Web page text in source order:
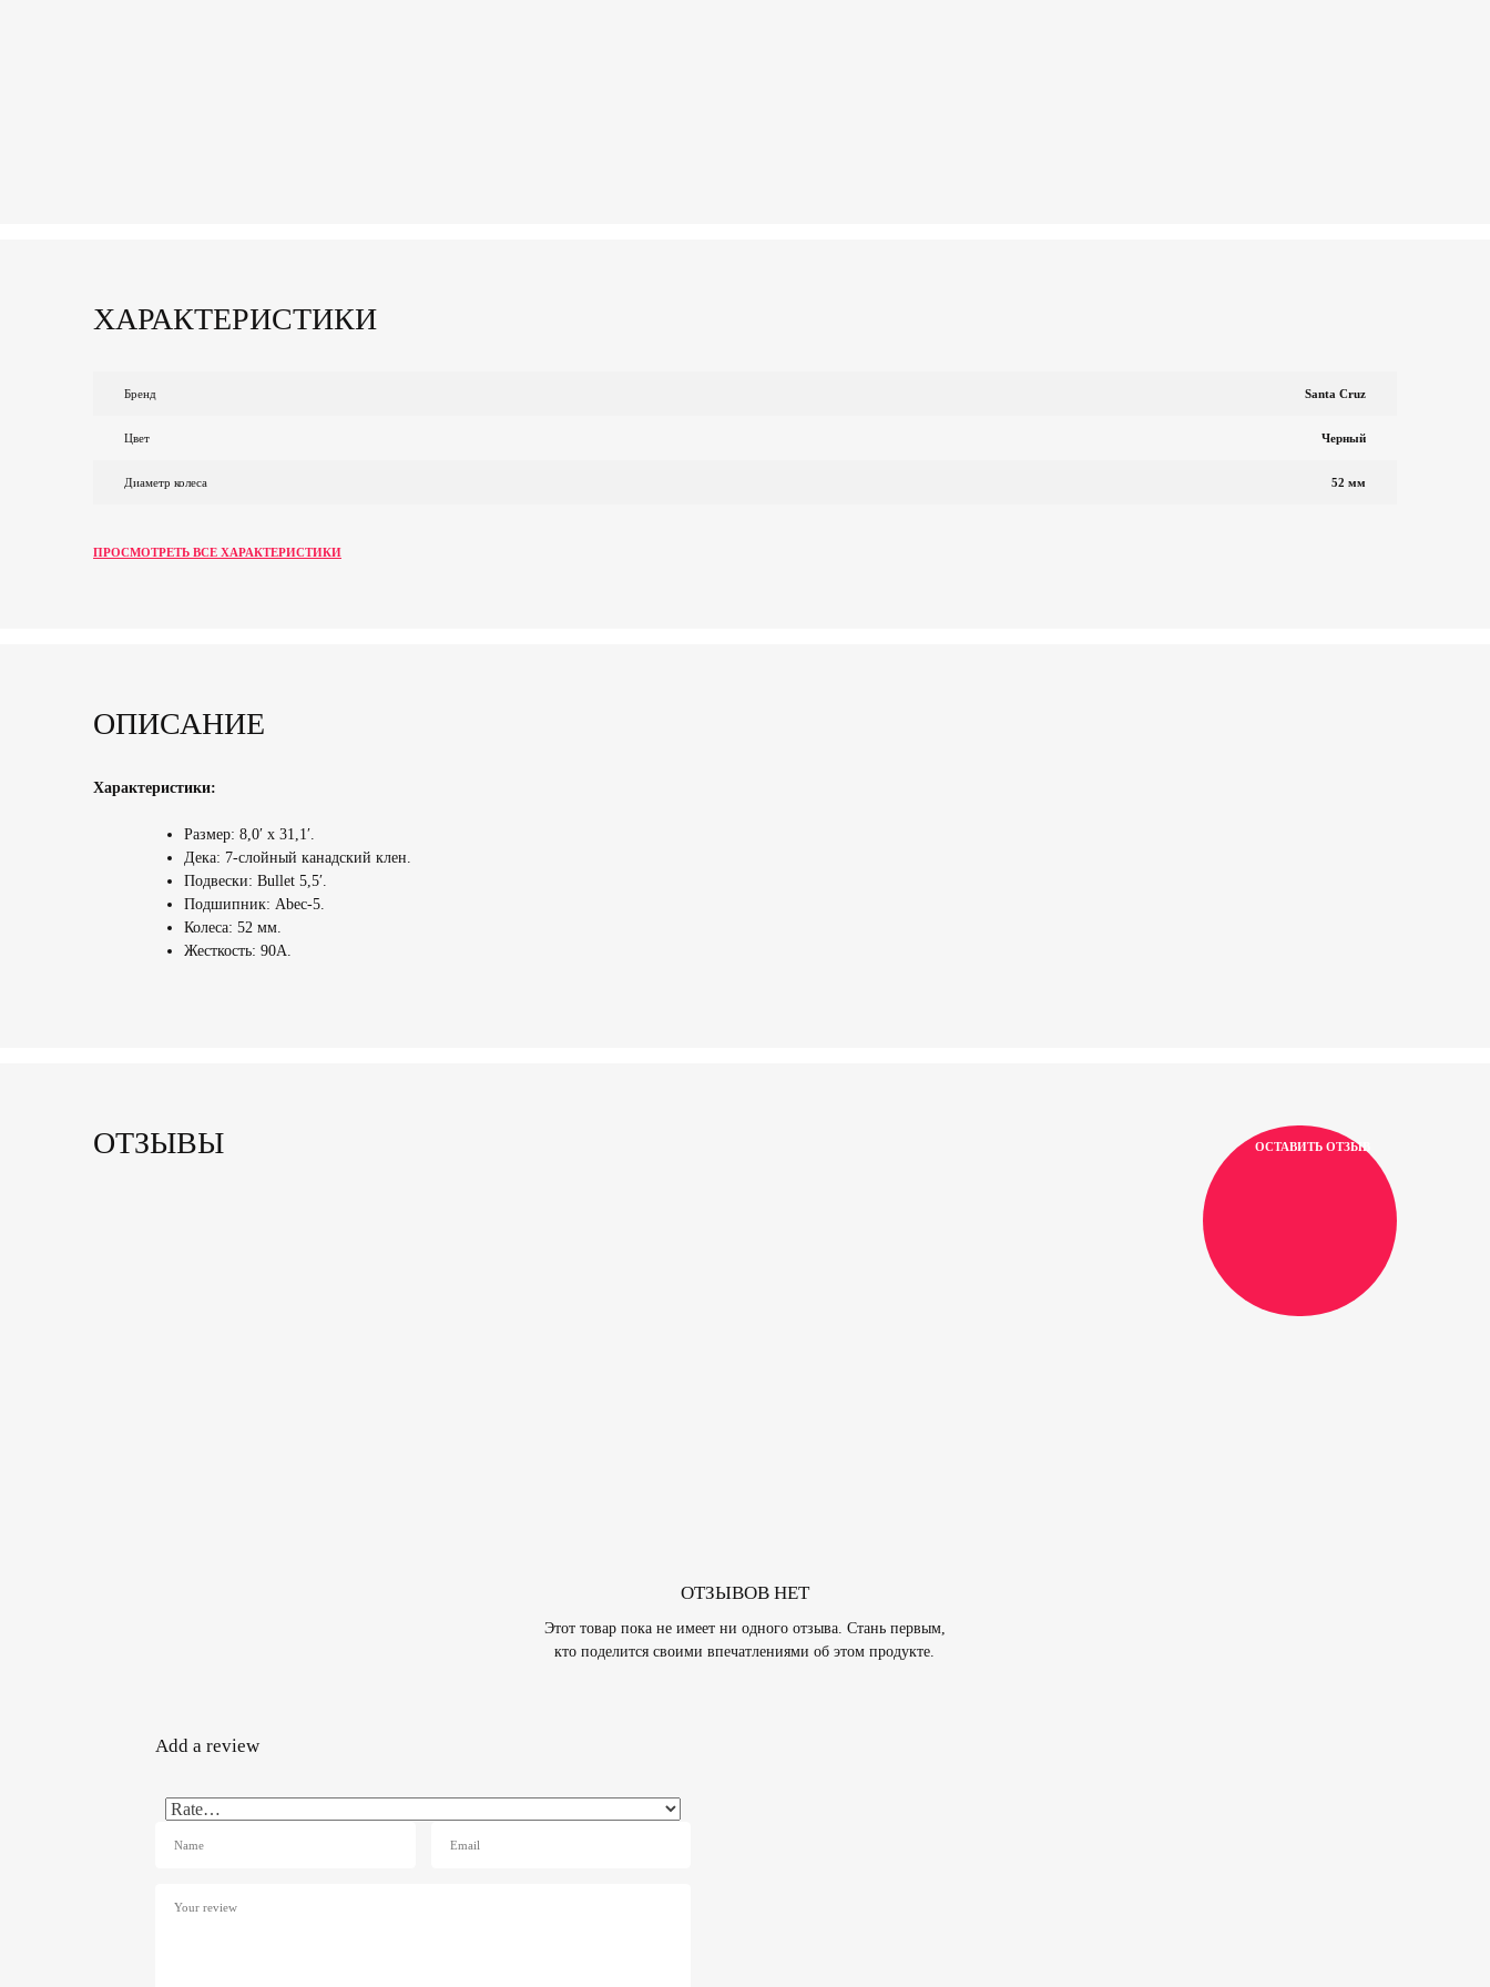
ХАРАКТЕРИСТИКИ
Бренд Santa Cruz
Цвет Черный
Диаметр колеса 52 мм
ПРОСМОТРЕТЬ ВСЕ ХАРАКТЕРИСТИКИ
ОПИСАНИЕ
Характеристики:
Размер: 8,0′ x 31,1′.
Дека: 7-слойный канадский клен.
Подвески: Bullet 5,5′.
Подшипник: Abec-5.
Колеса: 52 мм.
Жесткость: 90A.
ОТЗЫВЫ ОСТАВИТЬ ОТЗЫВ
ОТЗЫВОВ НЕТ
Этот товар пока не имеет ни одного отзыва. Стань первым,
кто поделится своими впечатлениями об этом продукте.
Add a review